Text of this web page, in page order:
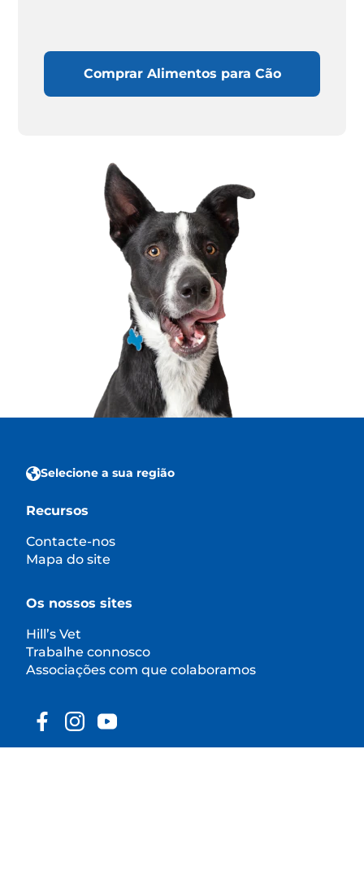
Comprar Alimentos para Cão
Selecione a sua região
Recursos
Contacte-nos
Mapa do site
Os nossos sites
Hill’s Vet
Trabalhe connosco
Associações com que colaboramos